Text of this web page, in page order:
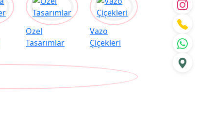
Özel
Tasarımlar
Vazo
Çiçekleri